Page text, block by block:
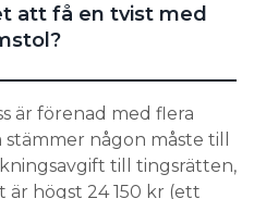
att få en tvist med
är förenad med flera
någon måste till
till tingsrätten,
högst 24 150 kr (ett